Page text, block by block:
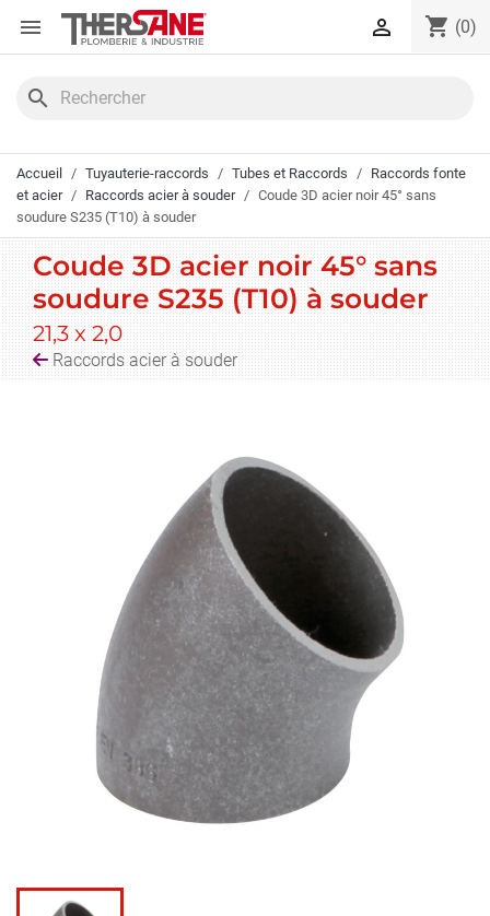
Panneau de gestion des cookies
 shopping_cart (0)

search
Accueil Tuyauterie-raccords Tubes et Raccords
Raccords fonte
et acier
Raccords acier à souder
Coude 3D acier noir 45° sans
soudure S235 (T10) à souder
Coude 3D acier noir 45° sans
soudure S235 (T10) à souder
21,3 x 2,0
Raccords acier à souder